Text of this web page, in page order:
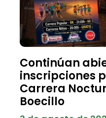
Continúan
inscripciones
Carrera
Boecillo